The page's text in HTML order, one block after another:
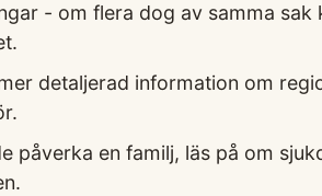
- om flera dog av samma sak
detaljerad information om
påverka en familj, läs på om